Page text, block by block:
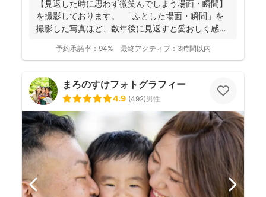
【見返した時に思わず微笑んでしまう場面・瞬間】
を撮影しております。 ⁡ 「ふとした場面・瞬間」を
撮影した写真ほど、数年後に見返すと愛おしく感じ
予約承諾率： 94% 最終アクティブ： 3時間以内
まろのすけフォトグラフィー
4.9 (492)男性